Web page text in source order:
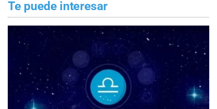
Te puede interesar